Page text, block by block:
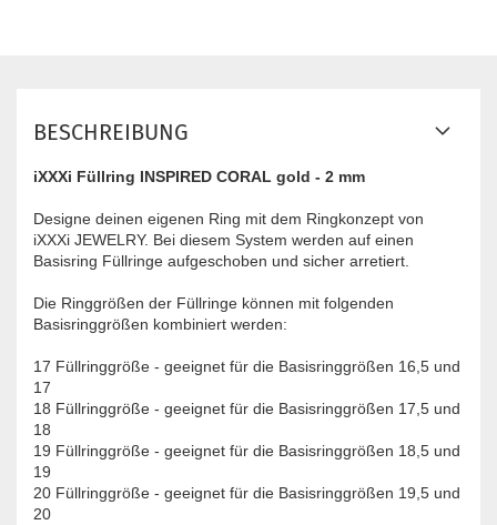
BESCHREIBUNG
iXXXi Füllring INSPIRED CORAL gold - 2 mm
Designe deinen eigenen Ring mit dem Ringkonzept von
iXXXi JEWELRY. Bei diesem System werden auf einen
Basisring Füllringe aufgeschoben und sicher arretiert.
Die Ringgrößen der Füllringe können mit folgenden
Basisringgrößen kombiniert werden:
17 Füllringgröße - geeignet für die Basisringgrößen 16,5 und
17
18 Füllringgröße - geeignet für die Basisringgrößen 17,5 und
18
19 Füllringgröße - geeignet für die Basisringgrößen 18,5 und
19
20 Füllringgröße - geeignet für die Basisringgrößen 19,5 und
20